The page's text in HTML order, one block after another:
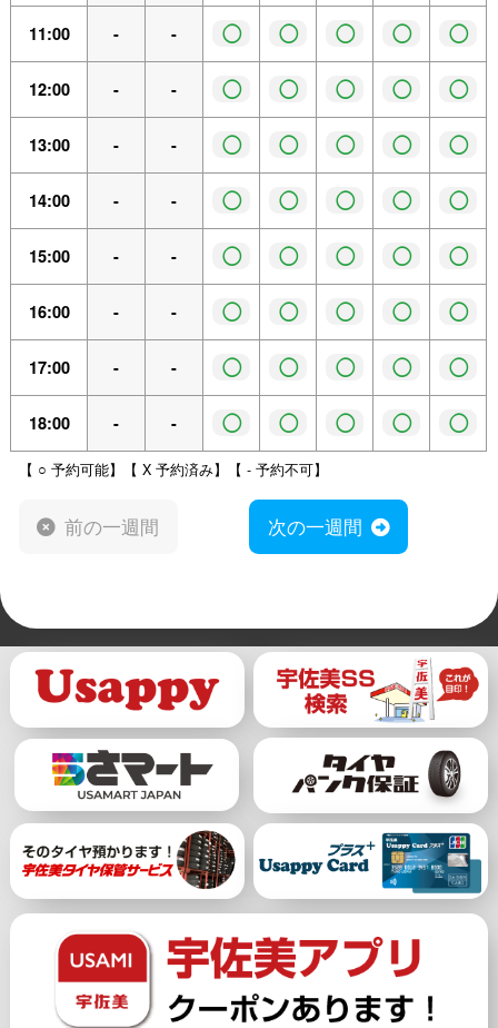
11:00 - - ◯ ◯ ◯ ◯ ◯
12:00 - - ◯ ◯ ◯ ◯ ◯
13:00 - - ◯ ◯ ◯ ◯ ◯
14:00 - - ◯ ◯ ◯ ◯ ◯
15:00 - - ◯ ◯ ◯ ◯ ◯
16:00 - - ◯ ◯ ◯ ◯ ◯
17:00 - - ◯ ◯ ◯ ◯ ◯
18:00 - - ◯ ◯ ◯ ◯ ◯
【 ○ 予約可能】【 X 予約済み】【 - 予約不可】
前の一週間 次の一週間